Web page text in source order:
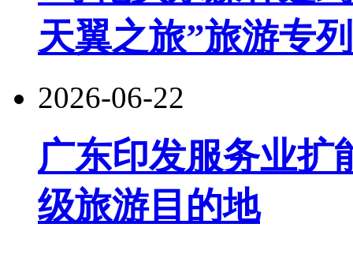
天翼之旅”旅游专
2026-06-22
广东印发服务业扩
级旅游目的地